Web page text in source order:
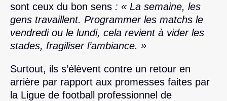
sont ceux du bon sens : « La semaine, les
gens travaillent. Programmer les matchs le
vendredi ou le lundi, cela revient à vider les
stades, fragiliser l’ambiance. »
Surtout, ils s’élèvent contre un retour en
arrière par rapport aux promesses faites par
la Ligue de football professionnel de